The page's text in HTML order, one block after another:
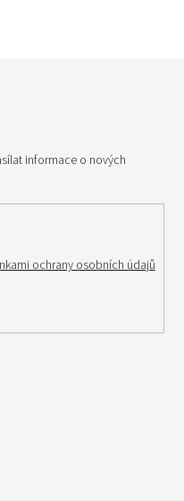
informace o nových
ochrany osobních údajů